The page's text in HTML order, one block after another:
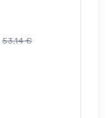
53,14 €